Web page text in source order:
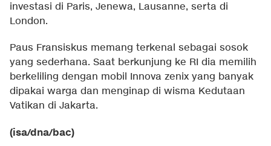
investasi di Paris, Jenewa, Lausanne, serta di
London.
Paus Fransiskus memang terkenal sebagai sosok
yang sederhana. Saat berkunjung ke RI dia memilih
berkeliling dengan mobil Innova zenix yang banyak
dipakai warga dan menginap di wisma Kedutaan
Vatikan di Jakarta.
(isa/dna/bac)